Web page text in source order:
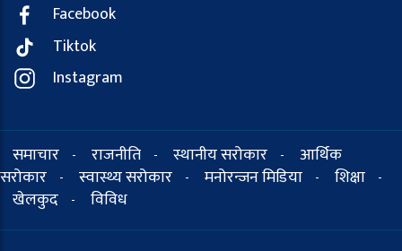
Facebook
Tiktok
Instagram
समाचार - राजनीति - स्थानीय सरोकार -
आर्थिक
सरोकार
- स्वास्थ्य सरोकार - मनोरन्जन मिडिया - शिक्षा -
खेलकुद - विविध